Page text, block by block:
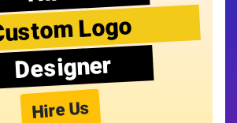
Logo
Designer
Hire Us